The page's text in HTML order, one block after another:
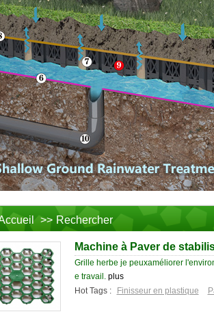
>> Rechercher
Machine à Paver de
Grille herbe je peuxaméliorer
e travail. plus
Hot Tags :
Finisseur en plastique